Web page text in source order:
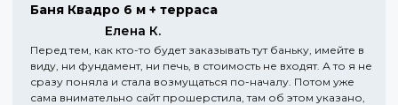
Баня Квадро 6 м + терраса
Елена К.
Перед тем, как кто-то будет заказывать тут баньку, имейте в
виду, ни фундамент, ни печь, в стоимость не входят. А то я не
сразу поняла и стала возмущаться по-началу. Потом уже
сама внимательно сайт прошерстила, там об этом указано,